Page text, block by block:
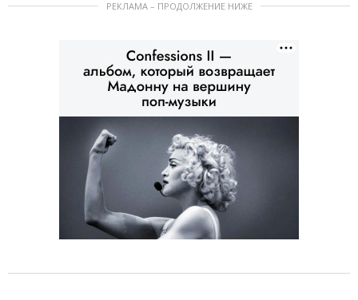
РЕКЛАМА – ПРОДОЛЖЕНИЕ НИЖЕ